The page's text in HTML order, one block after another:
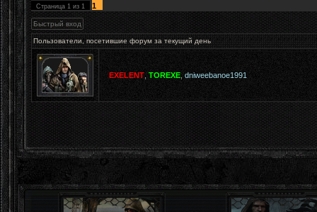
Страница 1 из 1 1
Пользователи, посетившие форум за текущий день
EXELENT ,TOREXE dniweebanoe1991